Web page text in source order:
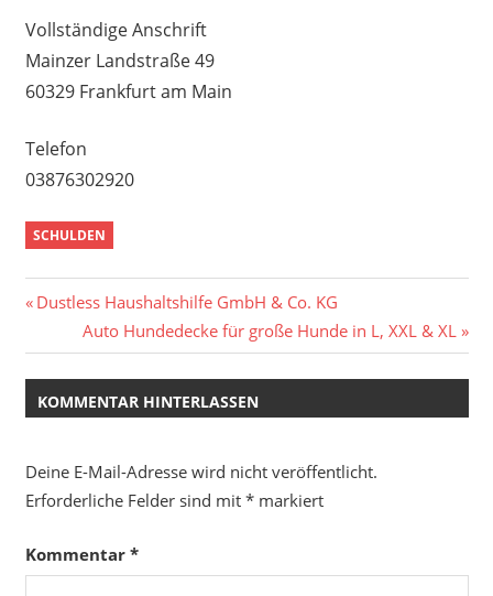
Vollständige Anschrift
Mainzer Landstraße 49
60329 Frankfurt am Main
Telefon
03876302920
SCHULDEN
Beitragsnavigation
Vorheriger
Beitrag:
Dustless Haushaltshilfe GmbH & Co. KG
Nächster
Beitrag:
Auto Hundedecke für große Hunde in L, XXL & XL
KOMMENTAR HINTERLASSEN
Deine E-Mail-Adresse wird nicht veröffentlicht.
Erforderliche Felder sind mit *markiert
Kommentar *